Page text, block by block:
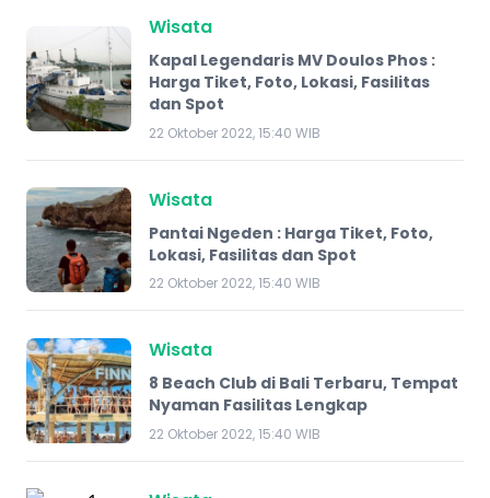
Wisata
Kapal Legendaris MV Doulos Phos :
Harga Tiket, Foto, Lokasi, Fasilitas
dan Spot
22 Oktober 2022, 15:40 WIB
Wisata
Pantai Ngeden : Harga Tiket, Foto,
Lokasi, Fasilitas dan Spot
22 Oktober 2022, 15:40 WIB
Wisata
8 Beach Club di Bali Terbaru, Tempat
Nyaman Fasilitas Lengkap
22 Oktober 2022, 15:40 WIB